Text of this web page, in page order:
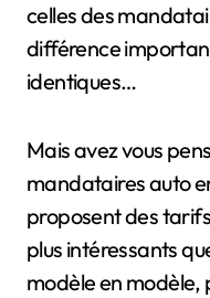
celles des
différence
identiques…
Mais avez vous
mandataires auto
proposent des
plus intéressants
modèle en modèle,